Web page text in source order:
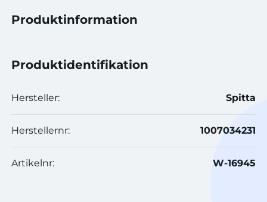
Produktinformation
Produktidentifikation
Hersteller: Spitta
Herstellernr: 1007034231
Artikelnr: W-16945